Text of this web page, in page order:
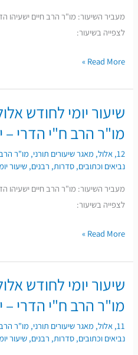
מעביר השיעור: מו"ר הרב חיים ישעיהו
לצפייה בשיעור:
תהילים
-
הרב
–
ט"ו
Read More »
שיעור יומי לחודש
מו"ר הרב ח"י הדרי –
12
, אלול, מאגר שיעורים תורני, מו"ר
נביאים וכתובים,סדרות, רבנים,שיעור
מעביר השיעור: מו"ר הרב חיים ישעיהו
לצפייה בשיעור:
שיעור
לחודש
אלול
תהילים
-
הרב
–
י"ד
Read More »
שיעור יומי לחודש
מו"ר הרב ח"י הדרי –
11
,אלול, מאגר שיעורים תורני, מו"ר
נביאים וכתובים,סדרות, רבנים,שיעור
שיעור
לחודש
אלול